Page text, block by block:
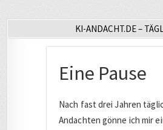
KI-ANDACHT.DE –